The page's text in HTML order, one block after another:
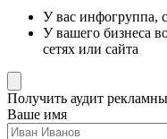
У вас инфогруппа,
У вашего бизнеса
сетях или сайта
Получить аудит
Ваше имя